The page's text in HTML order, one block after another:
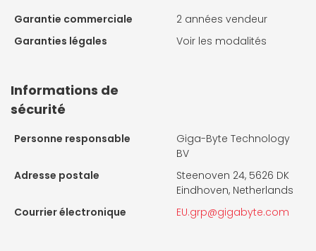
Garantie commerciale
2 années vendeur
Garanties légales
Voir les modalités
Informations de
sécurité
Personne responsable
Giga-Byte Technology
BV
Adresse postale
Steenoven 24, 5626 DK
Eindhoven, Netherlands
Courrier électronique
EU.grp@gigabyte.com